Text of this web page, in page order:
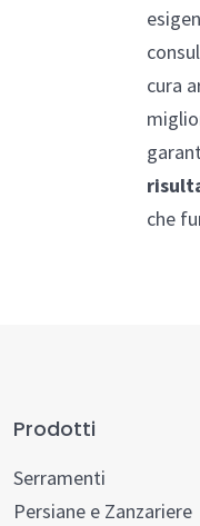
cura
che
Prodotti
Serramenti
Persiane e Zanzariere